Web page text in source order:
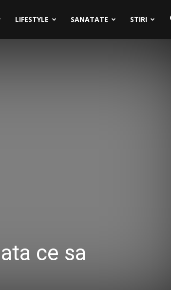
LIFESTYLE SANATATE STIRI
ce sa